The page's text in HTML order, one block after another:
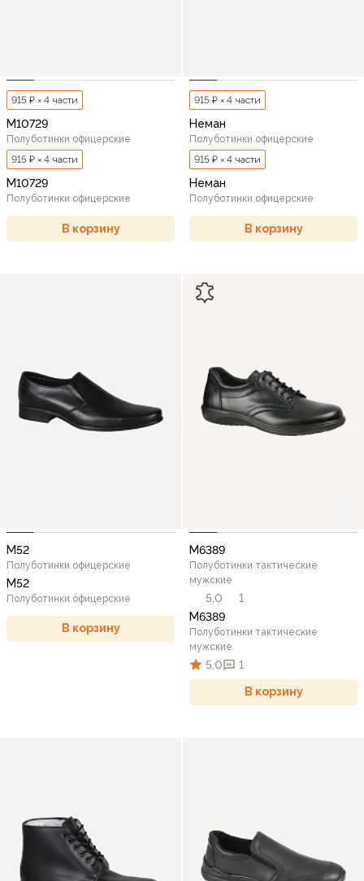
915 ₽ × 4 части
М10729
Полуботинки офицерские
915 ₽ × 4 части
М10729
Полуботинки офицерские
В корзину
915 ₽ × 4 части
Неман
Полуботинки офицерские
915 ₽ × 4 части
Неман
Полуботинки офицерские
В корзину
М52
Полуботинки офицерские
М52
Полуботинки офицерские
В корзину
М6389
Полуботинки тактические
мужские
5,0
1
М6389
Полуботинки тактические
мужские
5,0 1
В корзину